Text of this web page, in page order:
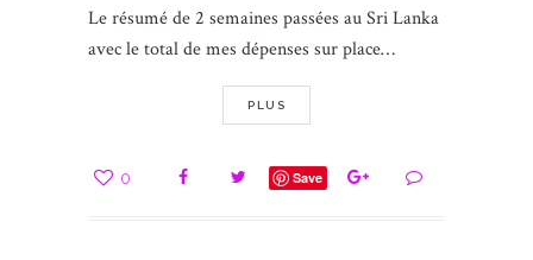
Le résumé de 2 semaines passées au Sri Lanka
avec le total de mes dépenses sur place…
PLUS
0 Save